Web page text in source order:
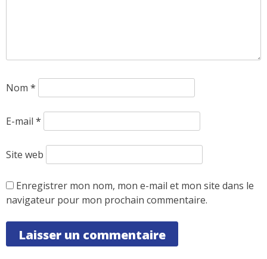
Nom *
E-mail *
Site web
Enregistrer mon nom, mon e-mail et mon site dans le
navigateur pour mon prochain commentaire.